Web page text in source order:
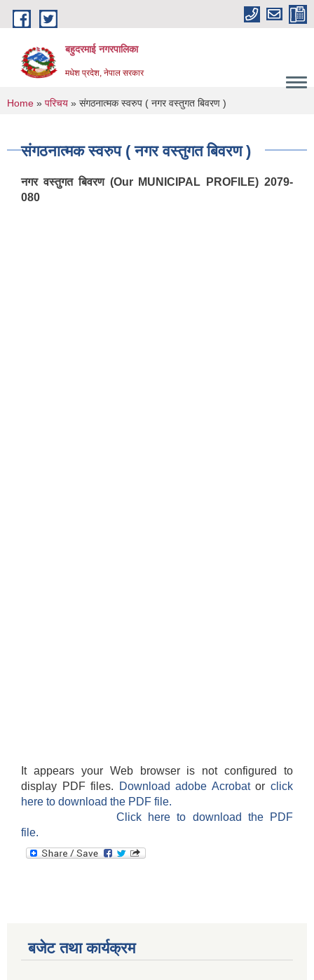
Skip to main content
बहुदरमाई नगरपालिका
मधेश प्रदेश, नेपाल सरकार
You are here
Home » परिचय » संगठनात्मक स्वरुप ( नगर वस्तुगत बिवरण )
संगठनात्मक स्वरुप ( नगर वस्तुगत बिवरण )
नगर वस्तुगत बिवरण (Our MUNICIPAL PROFILE) 2079-
080
It appears your Web browser is not configured to
display PDF files.
Download adobe Acrobatorclick
here to download the PDF file.
Click here to download the PDF
file.
बजेट तथा कार्यक्रम